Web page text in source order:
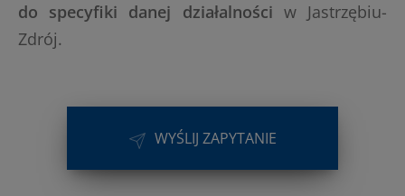
do specyfiki danej działalności w Jastrzębiu-
Zdrój.
WYŚLIJ ZAPYTANIE